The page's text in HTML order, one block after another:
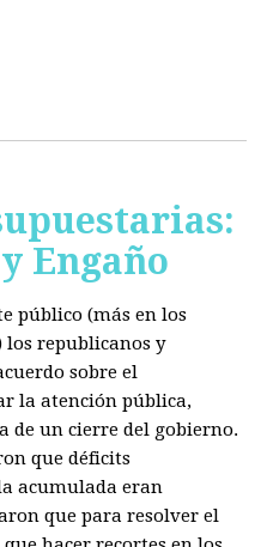
Engaño
público (más en los
los republicanos y
sobre el
la atención pública,
de un cierre del gobierno.
que déficits
acumulada eran
que para resolver el